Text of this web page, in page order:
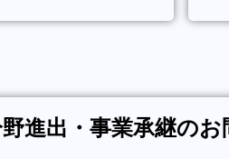
進出・事業承継の